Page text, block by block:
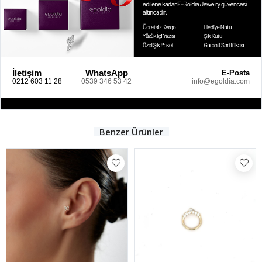
İletişim
0212 603 11 28
WhatsApp
0539 346 53 42
E-Posta
info@egoldia.com
Benzer Ürünler